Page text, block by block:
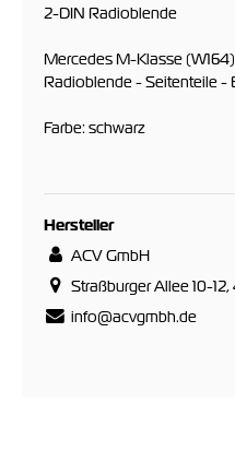
2-DIN Radioblende
Mercedes M-Klasse
Radioblende - Seitenteile -
Farbe: schwarz
Hersteller
ACV GmbH
Straßburger Allee 10-
info@acvgmbh.de